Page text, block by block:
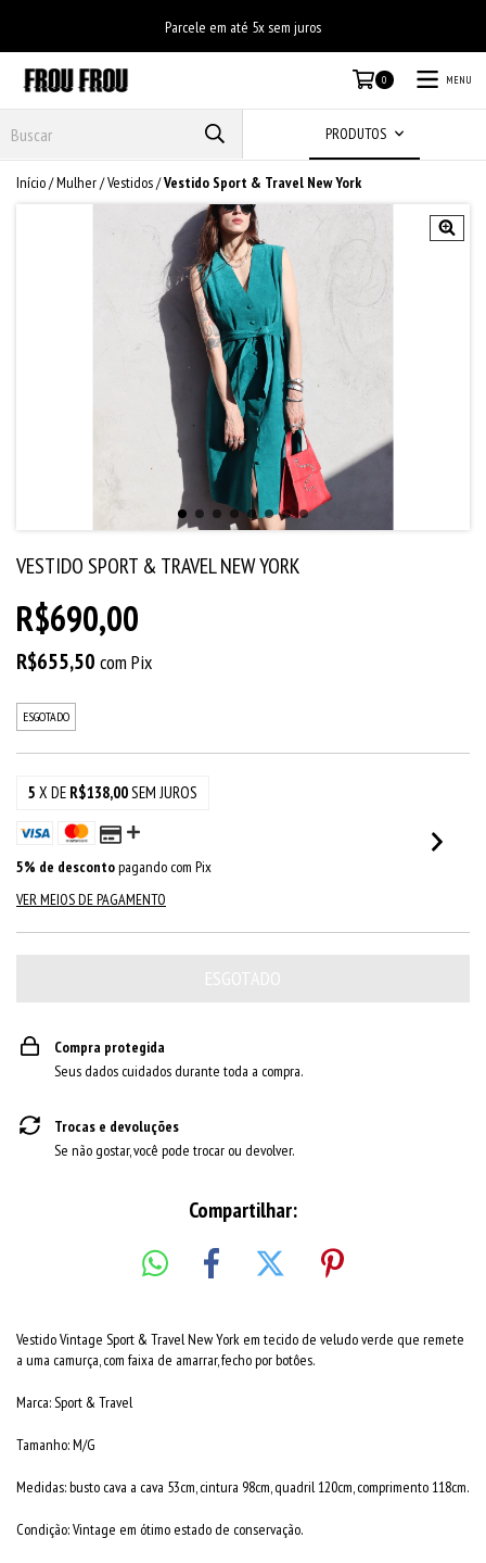
Parcele em até 5x sem juros
0 MENU
PRODUTOS
Início/Mulher/Vestidos/Vestido Sport & Travel New York
VESTIDO SPORT & TRAVEL NEW YORK
R$690,00
R$655,50 com Pix
ESGOTADO
5 X DE R$138,00SEM JUROS
5% de descontopagando com Pix
VER MEIOS DE PAGAMENTO
Compra protegida
Seus dados cuidados durante toda a compra.
Trocas e devoluções
Se não gostar, você pode trocar ou devolver.
Compartilhar:
Vestido Vintage Sport & Travel New York em tecido de veludo verde que remete
a uma camurça, com faixa de amarrar, fecho por botôes.
Marca: Sport & Travel
Tamanho: M/G
Medidas: busto cava a cava 53cm, cintura 98cm, quadril 120cm, comprimento 118cm.
Condição: Vintage em ótimo estado de conservação.